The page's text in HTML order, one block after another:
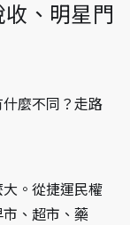
、明星門
麼不同？走路
。從捷運民權
、超市、藥